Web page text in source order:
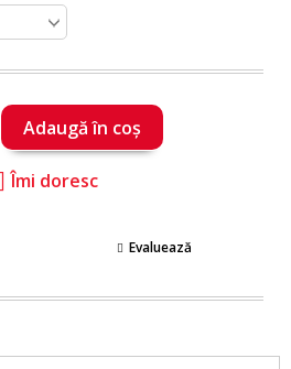
Îmi doresc
Evaluează